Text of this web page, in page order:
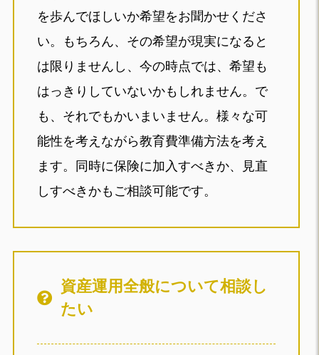
を歩んでほしいか希望をお聞かせくださ
い。もちろん、その希望が現実になると
は限りませんし、今の時点では、希望も
はっきりしていないかもしれません。で
も、それでもかいまいません。様々な可
能性を考えながら教育費準備方法を考え
ます。同時に保険に加入すべきか、見直
しすべきかもご相談可能です。
資産運用全般について相談し
たい